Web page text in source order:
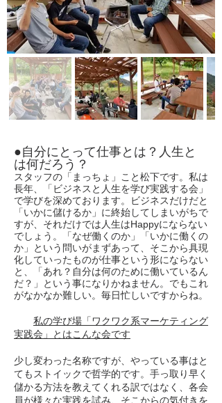
●自分にとって仕事とは？人生と
は何だろう？
スタッフの「まっちょ」こと松下です。私は
長年、「ビジネスと人生を学び実践する会」
で学びを深めております。ビジネスだけだと
「いかに儲けるか」に終始してしまいがちで
すが、それだけでは人生はHappyにならない
でしょう。「なぜ働くのか」「いかに働くの
か」という問いがまずあって、そこから具現
化していったものが仕事という形にならない
と、「あれ？自分は何のために働いているん
だ？」という事になりかねません。でもこれ
がなかなか難しい。毎日忙しいですからね。
私の学び場「ワクワク系マーケティング
実践会」とはこんな会です
少し変わった名称ですが、やっている事はと
てもストイックで哲学的です。手っ取り早く
儲かる方法を教えてくれる訳ではなく、各会
員が様々な実践を試み、そこからの気付きを